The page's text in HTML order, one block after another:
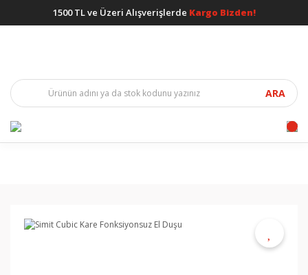
1500 TL ve Üzeri Alışverişlerde Kargo Bizden!
ARA